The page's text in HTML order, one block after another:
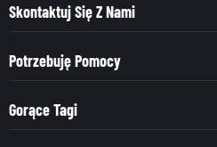
Skontaktuj Się Z Nami
Potrzebuję Pomocy
Gorące Tagi